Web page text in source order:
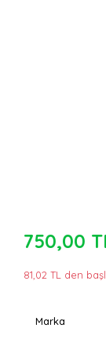
750,00
81,02 TL den
Marka